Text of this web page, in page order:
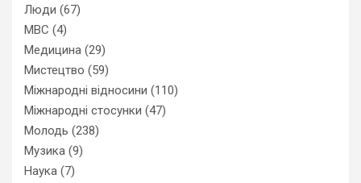
Люди (67)
МВС (4)
Медицина (29)
Мистецтво (59)
Міжнародні відносини (110)
Міжнародні стосунки (47)
Молодь (238)
Музика (9)
Наука (7)